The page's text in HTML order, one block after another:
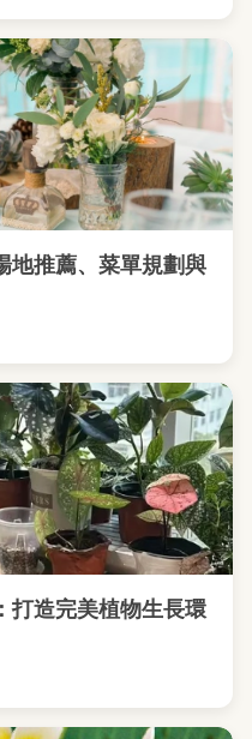
地推薦、菜單規劃與
打造完美植物生長環